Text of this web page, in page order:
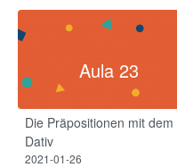
Aula 23
Die Präpositionen mit dem
Dativ​
2021-01-26